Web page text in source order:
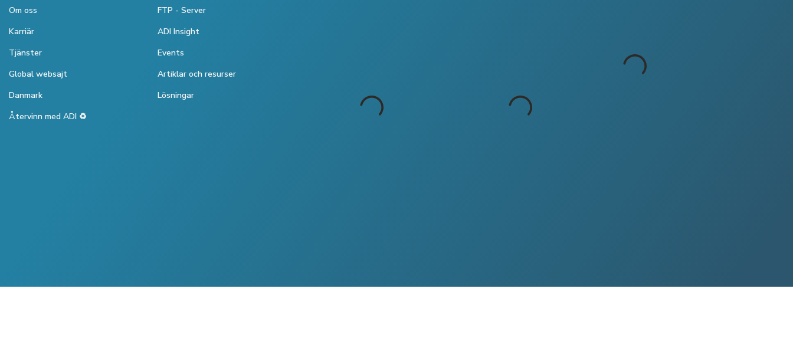
Om oss
Karriär
Tjänster
Global websajt
Danmark
Återvinn med ADI ♻️
FTP - Server
ADI Insight
Events
Artiklar och resurser
Lösningar